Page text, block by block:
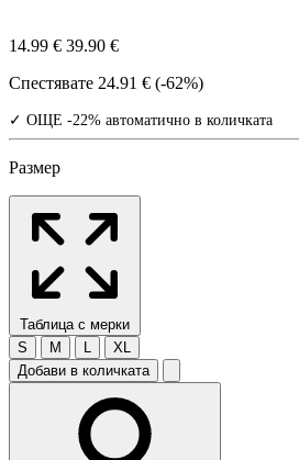
14.99 € 39.90 €
Спестявате 24.91 € (-62%)
✓ ОЩЕ -22% автоматично в количката
Размер
Таблица с мерки
S
M L
XL
Добави в количката